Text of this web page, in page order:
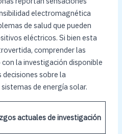
electromagnética
de salud que pueden
eléctricos. Si bien esta
comprender las
la investigación disponible
decisiones sobre la
de energía solar.
actuales de investigación